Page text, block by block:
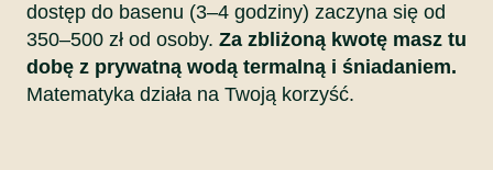
dostęp do basenu (3–4 godziny) zaczyna się od
350–500 zł od osoby. Za zbliżoną kwotę masz tu
dobę z prywatną wodą termalną i śniadaniem.
Matematyka działa na Twoją korzyść.